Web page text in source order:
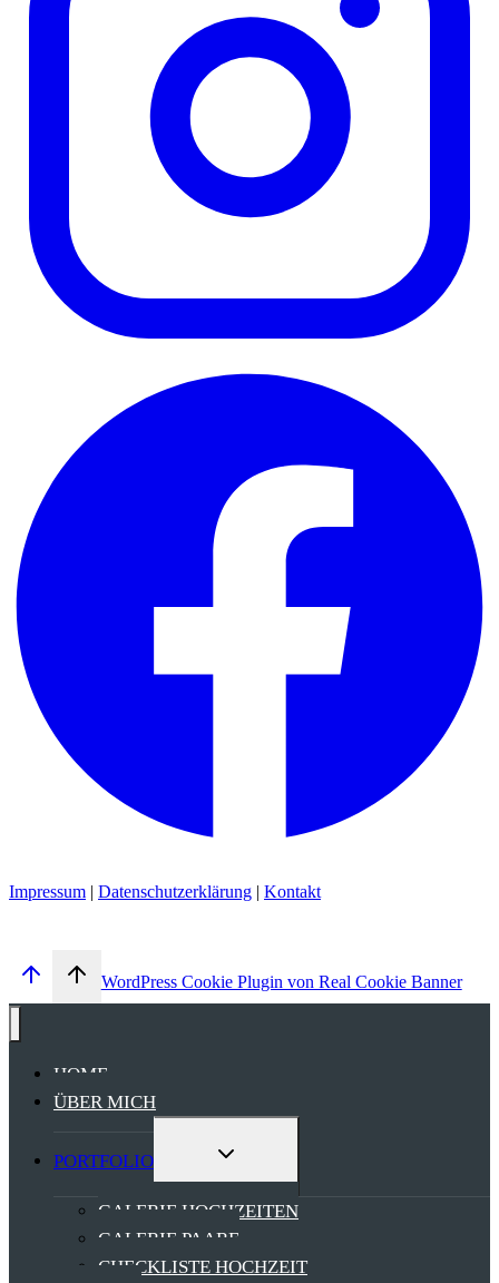
Impressum | Datenschutzerklärung | Kontakt
WordPress Cookie Plugin von Real Cookie Banner
HOME
ÜBER MICH
PORTFOLIO
UNTERMENÜ
GALERIE HOCHZEITEN
GALERIE PAARE
CHECKLISTE HOCHZEIT